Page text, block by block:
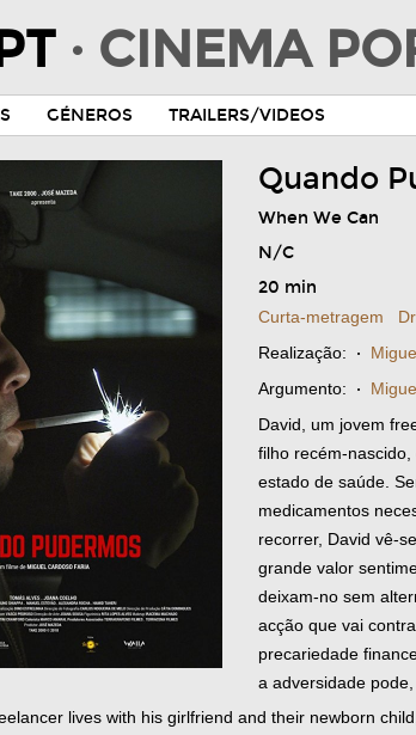
· CINEMA
GÉNEROS TRAILERS/VIDEOS
Quando
When We Can
N/C
20 min
Curta-metragem
Realização: ·
Argumento: ·
David, um jovem
filho recém-
estado de saúde.
medicamentos
recorrer, David vê-
grande valor
deixam-no sem
acção que vai
precariedade
a adversidade
lives with his girlfriend and their newborn